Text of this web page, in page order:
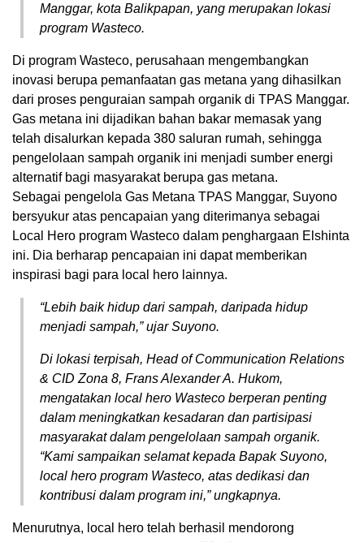
Manggar, kota Balikpapan, yang merupakan lokasi
program Wasteco.
Di program Wasteco, perusahaan mengembangkan
inovasi berupa pemanfaatan gas metana yang dihasilkan
dari proses penguraian sampah organik di TPAS Manggar.
Gas metana ini dijadikan bahan bakar memasak yang
telah disalurkan kepada 380 saluran rumah, sehingga
pengelolaan sampah organik ini menjadi sumber energi
alternatif bagi masyarakat berupa gas metana.
Sebagai pengelola Gas Metana TPAS Manggar, Suyono
bersyukur atas pencapaian yang diterimanya sebagai
Local Hero program Wasteco dalam penghargaan Elshinta
ini. Dia berharap pencapaian ini dapat memberikan
inspirasi bagi para local hero lainnya.
“Lebih baik hidup dari sampah, daripada hidup
menjadi sampah,” ujar Suyono.
Di lokasi terpisah, Head of Communication Relations
& CID Zona 8, Frans Alexander A. Hukom,
mengatakan local hero Wasteco berperan penting
dalam meningkatkan kesadaran dan partisipasi
masyarakat dalam pengelolaan sampah organik.
“Kami sampaikan selamat kepada Bapak Suyono,
local hero program Wasteco, atas dedikasi dan
kontribusi dalam program ini,” ungkapnya.
Menurutnya, local hero telah berhasil mendorong